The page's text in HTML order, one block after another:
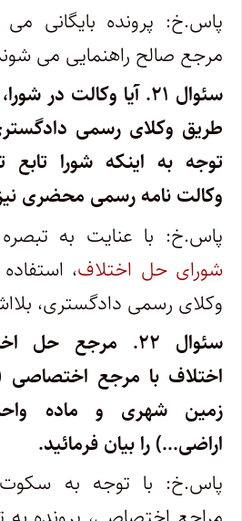
پاس.خ: پرونده بایگانی
مرجع صالح راهنمایی می
سئوال ۲۱.
آیا وکالت در
طریق وکلای رسمی
توجه به اینکه شورا تابع
وکالت نامه رسمی محضری
پاس.خ: با عنایت به تبصره ۲ ماده ۲۰
شورای حل اختلاف،
وکلای رسمی دادگستری،
سئوال ۲۲.
مرجع حل
زمین شهری و ماده
اراضی…) را بیان فرمائید.
پاس.خ: با توجه به